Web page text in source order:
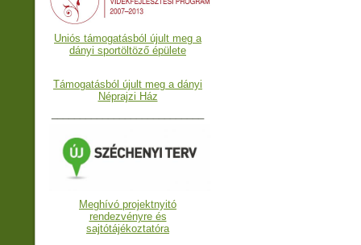
Uniós támogatásból újult meg a
dányi sportöltöző épülete
Támogatásból újult meg a dányi
Néprajzi Ház
Meghívó projektnyitó
rendezvényre és
sajtótájékoztatóra